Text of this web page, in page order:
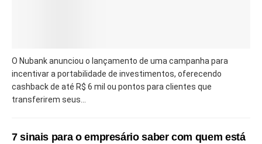
O Nubank anunciou o lançamento de uma campanha para
incentivar a portabilidade de investimentos, oferecendo
cashback de até R$ 6 mil ou pontos para clientes que
transferirem seus...
7 sinais para o empresário saber com quem está